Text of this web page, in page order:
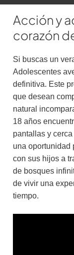
Acción y
corazón
Si buscas un
Adolescentes
definitiva. Este
que desean
natural
18 años
pantallas y
una oportunidad
con sus hijos a
de bosques
de vivir una
tiempo.